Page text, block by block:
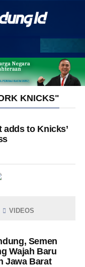
KNICKS"
to Knicks’
VIDEOS
Semen
Wajah Baru
Jawa Barat